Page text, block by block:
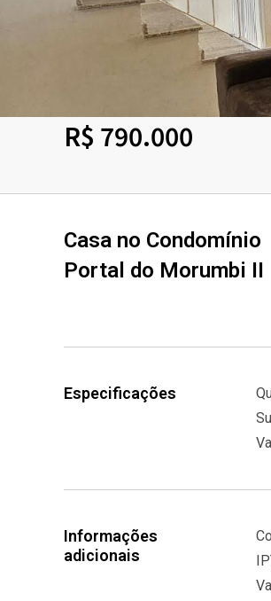
R$ 790.000
Casa no Condomínio
Portal do Morumbi II
Especificações
Informações
adicionais